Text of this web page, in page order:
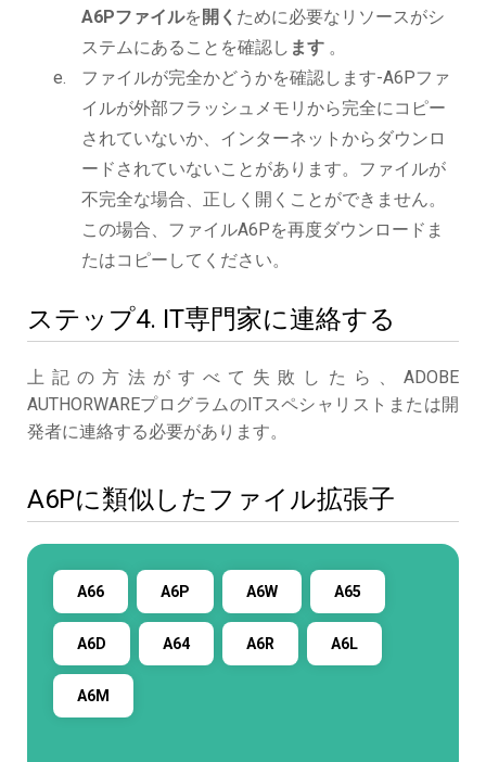
A6Pファイルを 開く ために必要なリソースがシ
ステムにあることを確認し ます 。
ファイルが完全かどうかを確認します-A6Pファ
イルが外部フラッシュメモリから完全にコピー
されていないか、インターネットからダウンロ
ードされていないことがあります。ファイルが
不完全な場合、正しく開くことができません。
この場合、ファイルA6Pを再度ダウンロードま
たはコピーしてください。
ステップ4. IT専門家に連絡する
上記の方法がすべて失敗したら、ADOBE
AUTHORWAREプログラムのITスペシャリストまたは開
発者に連絡する必要があります。
A6Pに類似したファイル拡張子
A66 A6P A6W A65
A6D A64 A6R A6L
A6M